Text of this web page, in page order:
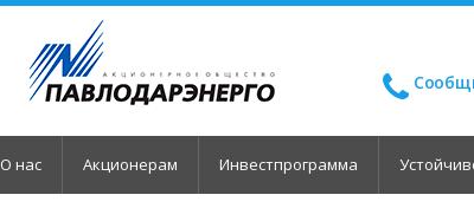
О нас Акционерам Инвестпрограмма